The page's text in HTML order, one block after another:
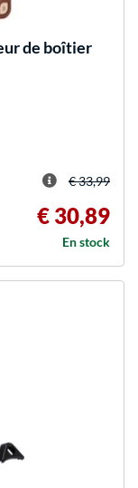
de boîtier
€ 33,99
€ 30,89
En stock